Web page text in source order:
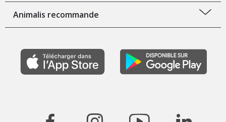
Animalis recommande